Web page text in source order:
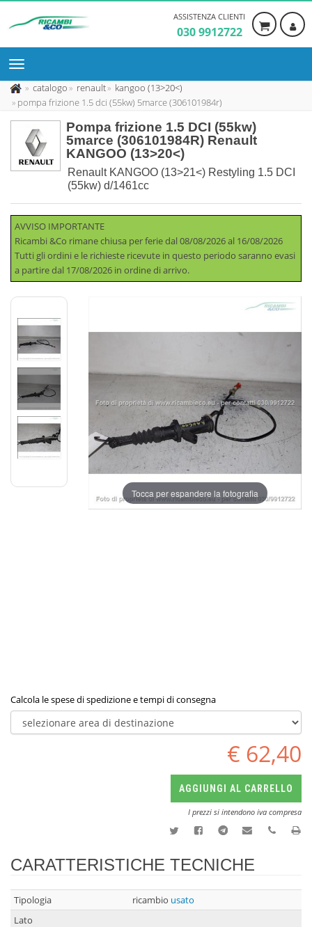
ASSISTENZA CLIENTI
030 9912722
catalogo renault
kangoo (13>20<)
pompa frizione 1.5 dci (55kw) 5marce (306101984r)
Pompa frizione 1.5 DCI (55kw)
5marce (306101984R) Renault
KANGOO (13>20<)
Renault KANGOO (13>21<) Restyling 1.5 DCI
(55kw) d/1461cc
AVVISO IMPORTANTE
Ricambi &Co rimane chiusa per ferie dal 08/08/2026 al 16/08/2026
Tutti gli ordini e le richieste ricevute in questo periodo saranno evasi
a partire dal 17/08/2026 in ordine di arrivo.
Tocca per espandere la fotografia
Calcola le spese di spedizione e tempi di consegna
€ 62,40
AGGIUNGI AL CARRELLO
I prezzi si intendono iva compresa
CARATTERISTICHE TECNICHE
Tipologia ricambio usato
Lato